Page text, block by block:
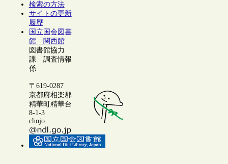
検索の方法
サイトの更新
履歴
国立国会図書
館 関西館
図書館協力
課 調査情報
係
〒619-0287
京都府相楽郡
精華町精華台
8-1-3
chojo